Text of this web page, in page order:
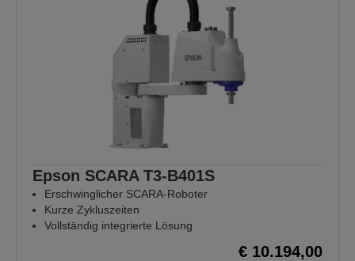
Epson SCARA T3-B401S
Erschwinglicher SCARA-Roboter
Kurze Zykluszeiten
Vollständig integrierte Lösung
€ 10.194,00